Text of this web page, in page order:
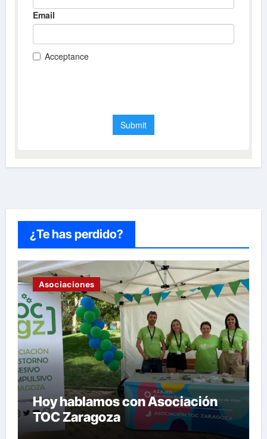
¿Te has perdido?
Asociaciones
Hoy hablamos con Asociación
TOC Zaragoza